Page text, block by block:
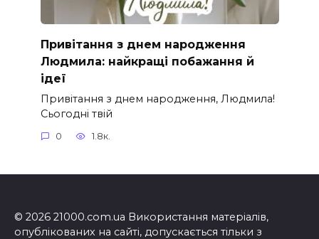
Привітання з днем народження
Людмила: найкращі побажання й
ідеї
Привітання з днем народження, Людмила!
Сьогодні твій
0 1.8к.
© 2026 21000.com.ua Використання матеріалів,
опублікованих на сайті, допускається тільки з